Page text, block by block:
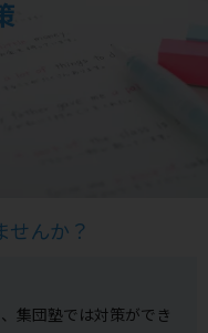
せんか？
集団塾では対策ができ